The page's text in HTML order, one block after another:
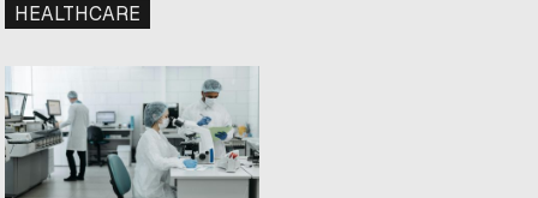
HEALTHCARE